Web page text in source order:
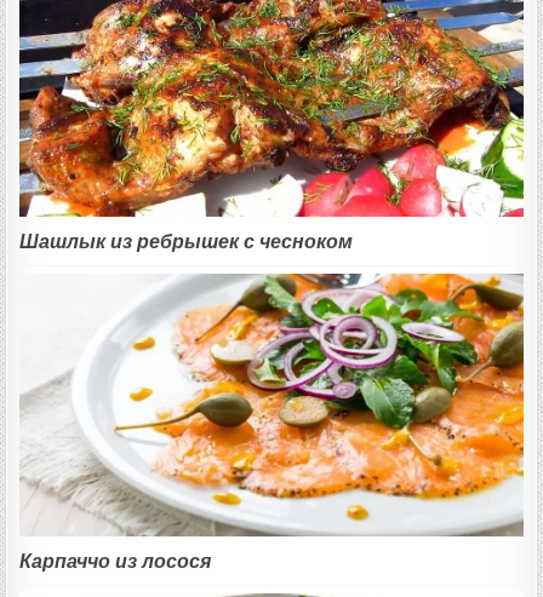
Шашлык из ребрышек с чесноком
Карпаччо из лосося